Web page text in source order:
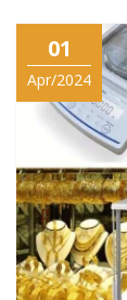
01
Apr/2024